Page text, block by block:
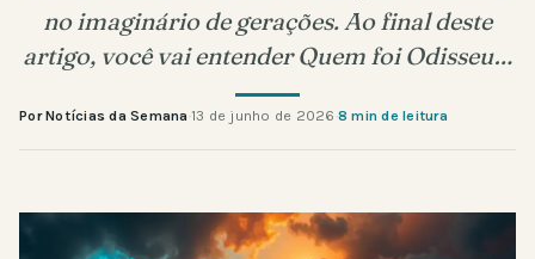
no imaginário de gerações. Ao final deste
artigo, você vai entender Quem foi Odisseu…
Por Notícias da Semana·13 de junho de 2026·8 min de leitura